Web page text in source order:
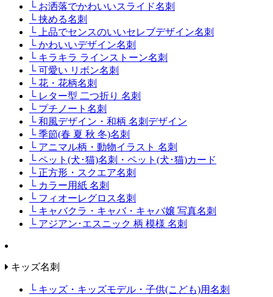
└ お洒落でかわいいスライド名刺
└ 挟める名刺
└ 上品でセンスのいいセレブデザイン名刺
└ かわいいデザイン名刺
└ キラキラ ラインストーン名刺
└ 可愛い リボン名刺
└ 花・花柄名刺
└ レター型 二つ折り 名刺
└ プチノート名刺
└ 和風デザイン・和柄 名刺デザイン
└ 季節(春 夏 秋 冬)名刺
└ アニマル柄・動物イラスト 名刺
└ ペット(犬･猫)名刺・ペット(犬･猫)カード
└ 正方形・スクエア名刺
└ カラー用紙 名刺
└ フィオーレグロス名刺
└ キャバクラ・キャバ・キャバ嬢 写真名刺
└ アジアン･エスニック 柄 模様 名刺
キッズ名刺
└ キッズ・キッズモデル・子供(こども)用名刺